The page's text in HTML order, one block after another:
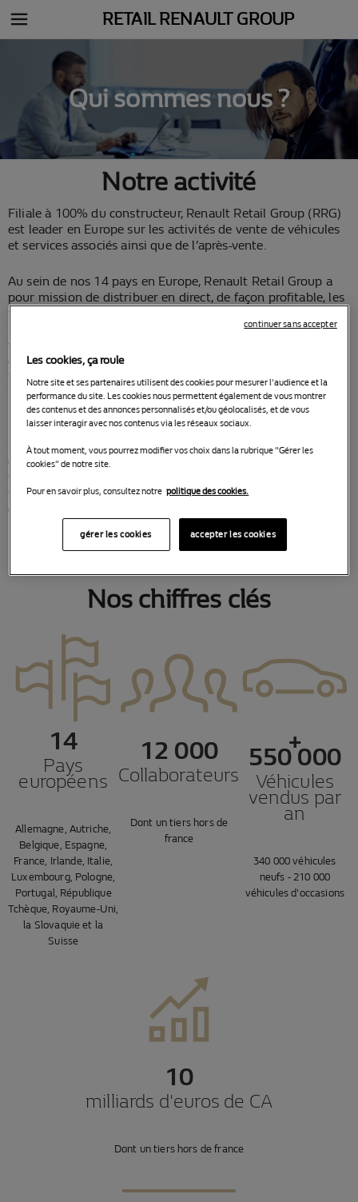
RETAIL RENAULT GROUP
Qui sommes nous ?
Notre activité
Filiale à 100% du constructeur, Renault Retail Group (RRG)
est leader en Europe sur les activités de vente de véhicules
et services associés ainsi que de l’après-vente.
Au sein de nos 14 pays en Europe, Renault Retail Group a
pour mission de distribuer en direct, de façon profitable, les
produits et services de l’Alliance (Renault, Dacia, Nissan).
L’offre de produits porte sur les véhicules neufs, les
véhicules d’occasion et les pièces de rechange et comprend
également les services suivants : l’entretien, la mécanique,
la carrosserie, les services rapides (Renault Minute et
Renault Minute carrosserie), la location courte durée
(Renault Rent), les financements et les courtages.
Renault Retail Group, c'est l'assurance du meilleur niveau
qualité de service dans chacun de ses établissements,
partout en Europe. Son objectif est d’être toujours plus
proche de ses clients et de ses attentes afin de lui proposer
des services adaptés à ses besoins.
Nos chiffres clés
14
Pays
européens
Allemagne, Autriche,
Belgique, Espagne,
France, Irlande, Italie,
Luxembourg, Pologne,
Portugal, République
Tchèque, Royaume-Uni,
la Slovaquie et la
Suisse
12 000
Collaborateurs
Dont un tiers hors de
france
+
550 000
Véhicules
vendus par
an
340 000 véhicules
neufs - 210 000
véhicules d'occasions
10
milliards d'euros de CA
Dont un tiers hors de france
Les cookies, ça roule
Notre site et ses partenaires utilisent des cookies pour mesurer l'audience et la
performance du site. Les cookies nous permettent également de vous montrer
des contenus et des annonces personnalisés et/ou géolocalisés, et de vous
laisser interagir avec nos contenus via les réseaux sociaux.
À tout moment, vous pourrez modifier vos choix dans la rubrique "Gérer les
cookies" de notre site.
Pour en savoir plus, consultez notre politique des cookies.
gérer les cookies accepter les cookies
continuer sans accepter